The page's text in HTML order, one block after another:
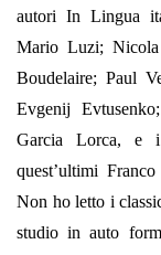
autori In Lingua
Mario Luzi;
Boudelaire; Paul
Evgenij
Garcia Lorca, e
quest’ultimi
Non ho letto i
studio in auto